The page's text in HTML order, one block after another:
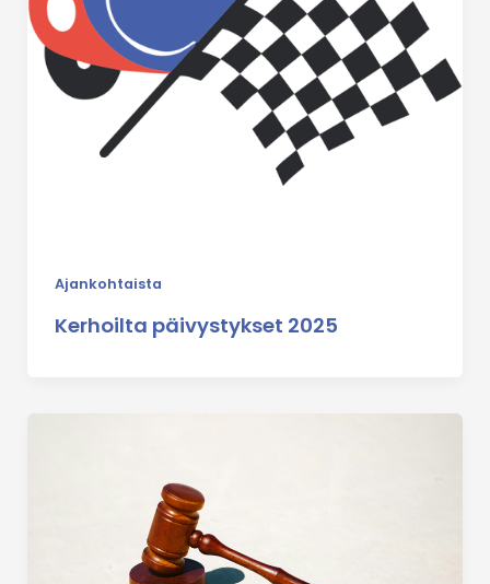
Ajankohtaista
Kerhoilta päivystykset 2025